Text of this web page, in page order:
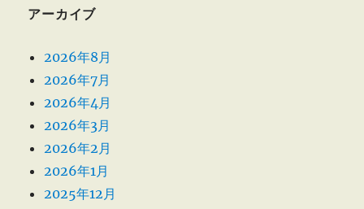
アーカイブ
2026年8月
2026年7月
2026年4月
2026年3月
2026年2月
2026年1月
2025年12月